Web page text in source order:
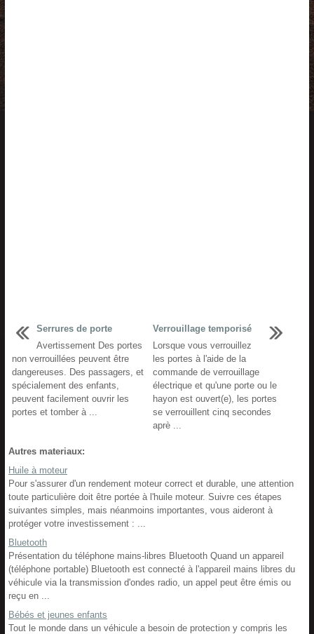
Serrures de porte
Avertissement Des portes
non verrouillées peuvent être
dangereuses. Des passagers, et
spécialement des enfants,
peuvent facilement ouvrir les
portes et tomber à ...
Verrouillage temporisé
Lorsque vous verrouillez
les portes à l'aide de la
commande de verrouillage
électrique et qu'une porte ou le
hayon est ouvert(e), les portes
se verrouillent cinq secondes
aprè ...
Autres materiaux:
Huile à moteur
Pour s'assurer d'un rendement moteur correct et durable, une attention
toute particulière doit être portée à l'huile moteur. Suivre ces étapes
suivantes simples, mais néanmoins importantes, vous aideront à
protéger votre investissement : ...
Bluetooth
Présentation du téléphone mains-libres Bluetooth Quand un appareil
(téléphone portable) Bluetooth est connecté à l'appareil mains libres du
véhicule via la transmission d'ondes radio, un appel peut être émis ou
reçu en ...
Bébés et jeunes enfants
Tout le monde dans un véhicule a besoin de protection y compris les